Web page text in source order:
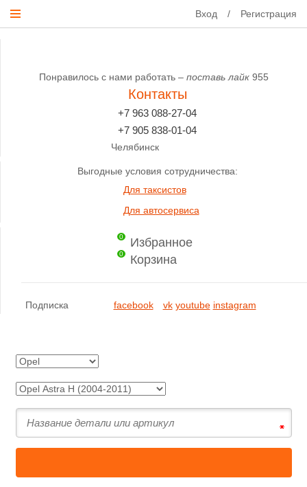
Вход / Регистрация
Понравилось с нами работать – поставь лайк 955
Контакты
+7 963 088-27-04
+7 905 838-01-04
Челябинск
Выгодные условия сотрудничества:
Для таксистов
Для автосервиса
0 Избранное
0 Корзина
Подписка facebook vk youtube instagram